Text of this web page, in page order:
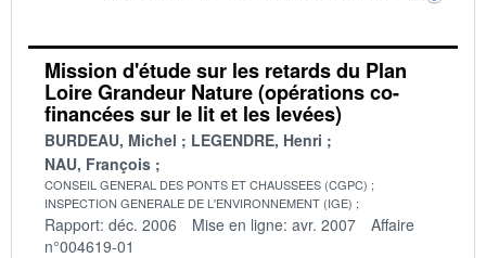
Mission d'étude sur les retards du Plan
Loire Grandeur Nature (opérations co-
financées sur le lit et les levées)
BURDEAU, Michel
LEGENDRE, Henri
NAU, François
CONSEIL GENERAL DES PONTS ET CHAUSSEES (CGPC)
INSPECTION GENERALE DE L'ENVIRONNEMENT (IGE)
Rapport: déc. 2006 Mise en ligne: avr. 2007
Affaire
n°004619-01